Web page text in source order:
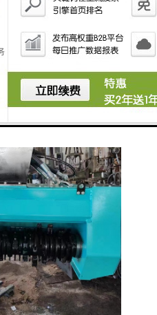
用途、功率、作业范围和
挖掘机适用于大规模土地
机适用于小型农田的耕作